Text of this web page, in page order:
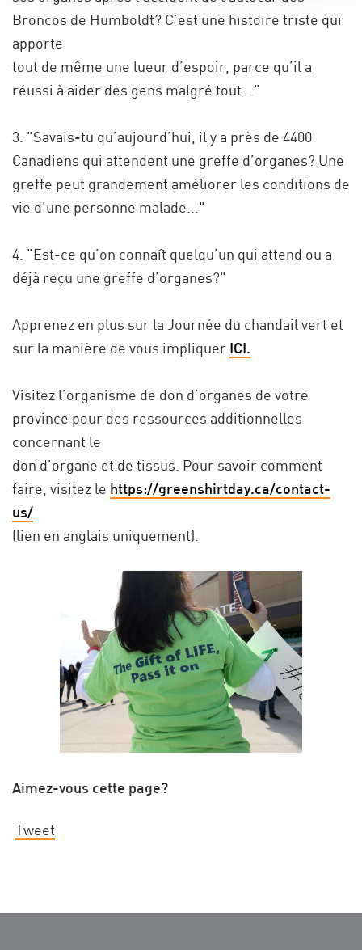
Broncos de Humboldt? C’est une histoire triste qui
apporte
tout de même une lueur d’espoir, parce qu’il a
réussi à aider des gens malgré tout..."
3. "Savais-tu qu’aujourd’hui, il y a près de 4400
Canadiens qui attendent une greffe d’organes? Une
greffe peut grandement améliorer les conditions de
vie d’une personne malade..."
4. "Est-ce qu’on connaît quelqu’un qui attend ou a
déjà reçu une greffe d’organes?"
Apprenez en plus sur la Journée du chandail vert et
sur la manière de vous impliquer ICI.
Visitez l’organisme de don d’organes de votre
province pour des ressources additionnelles
concernant le
don d’organe et de tissus. Pour savoir comment
faire, visitez le https://greenshirtday.ca/contact-
us/
(lien en anglais uniquement).
Aimez-vous cette page?
Tweet